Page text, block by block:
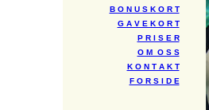
B O N U S K O R T
G A V E K O R T
P R I S E R
O M O S S
K O N T A K T
F O R S I D E